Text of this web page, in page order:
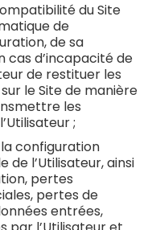
du Site
de
de sa
cas d’incapacité de
de restituer les
le Site de manière
les
;
configuration
l’Utilisateur, ainsi
pertes
pertes de
entrées,